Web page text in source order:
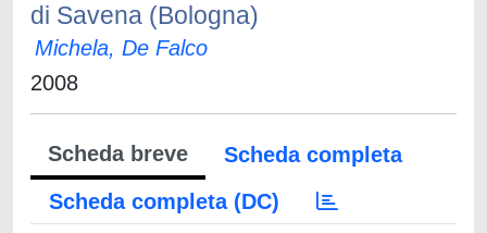
di Savena (Bologna)
Michela, De Falco
2008
Scheda breve
Scheda completa
Scheda completa (DC)